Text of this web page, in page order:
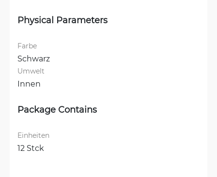
Physical Parameters
Farbe
Schwarz
Umwelt
Innen
Package Contains
Einheiten
12 Stck